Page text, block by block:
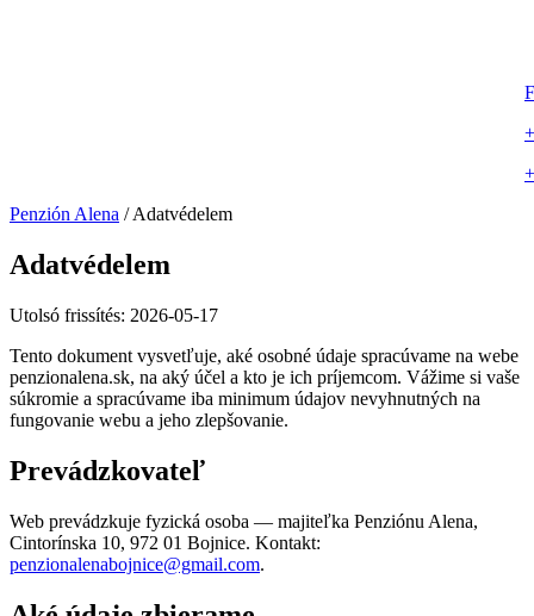
Penzión Alena / Adatvédelem
Adatvédelem
Utolsó frissítés: 2026-05-17
Tento dokument vysvetľuje, aké osobné údaje spracúvame na webe
penzionalena.sk, na aký účel a kto je ich príjemcom. Vážime si vaše
súkromie a spracúvame iba minimum údajov nevyhnutných na
fungovanie webu a jeho zlepšovanie.
Prevádzkovateľ
Web prevádzkuje fyzická osoba — majiteľka Penziónu Alena,
Cintorínska 10, 972 01 Bojnice. Kontakt:
penzionalenabojnice@gmail.com.